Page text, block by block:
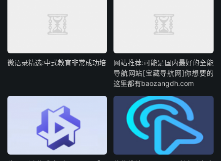
微语录精选:中式教育非常成功培
网站推荐:可能是国内最好的全能
导航网站[宝藏导航网]你想要的
这里都有baozangdh.com